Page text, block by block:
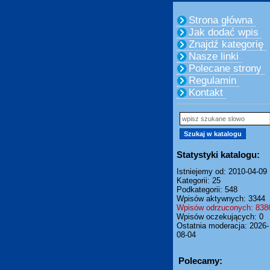
Strona główna
Jak dodać wpis
Znajdź kategorię
Nasze linki
Polecane strony
Regulamin
Kontakt
Statystyki katalogu:
Istniejemy od: 2010-04-09
Kategorii: 25
Podkategorii: 548
Wpisów aktywnych: 3344
Wpisów odrzuconych:
Wpisów oczekujących: 0
Ostatnia moderacja: 2026-
08-04
Polecamy: